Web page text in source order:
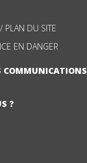
?
/ PLAN DU SITE
EN DANGER
COMMUNICATIONS